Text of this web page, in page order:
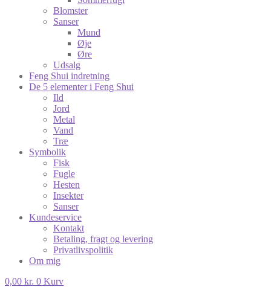
Blomster
Sanser
Mund
Øje
Øre
Udsalg
Feng Shui indretning
De 5 elementer i Feng Shui
Ild
Jord
Metal
Vand
Træ
Symbolik
Fisk
Fugle
Hesten
Insekter
Sanser
Kundeservice
Kontakt
Betaling, fragt og levering
Privatlivspolitik
Om mig
0,00 kr. 0 Kurv